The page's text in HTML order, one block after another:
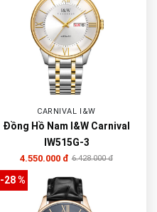
CARNIVAL I&W
Đồng Hồ Nam I&W Carnival
IW515G-3
4.550.000 đ 6.428.000 đ
-28 %